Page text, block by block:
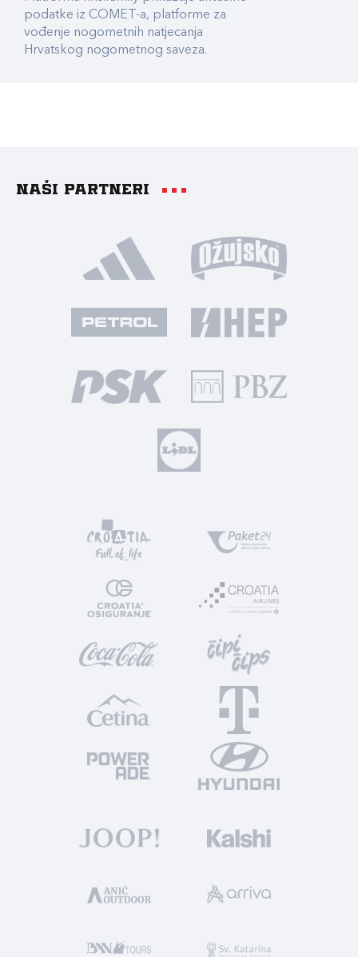
podatke iz COMET-a, platforme za
vođenje nogometnih natjecanja
Hrvatskog nogometnog saveza.
Naši partneri